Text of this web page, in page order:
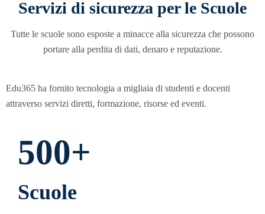
Servizi di sicurezza per le Scuole
Tutte le scuole sono esposte a minacce alla sicurezza che possono
portare alla perdita di dati, denaro e reputazione.
Edu365 ha fornito tecnologia a migliaia di studenti e docenti
attraverso servizi diretti, formazione, risorse ed eventi.
500+
Scuole